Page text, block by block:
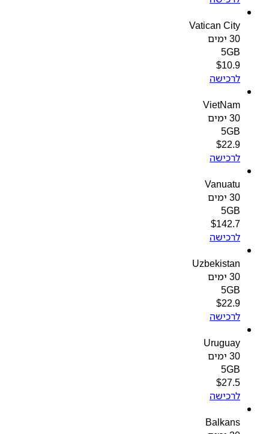
Vatican City
5GB
$10.9
לרכישה
VietNam
5GB
$22.9
לרכישה
Vanuatu
5GB
$142.7
לרכישה
Uzbekistan
5GB
$22.9
לרכישה
Uruguay
5GB
$27.5
לרכישה
Balkans